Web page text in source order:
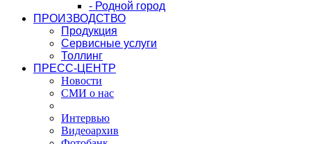
- Родной город
ПРОИЗВОДСТВО
Продукция
Сервисные услуги
Толлинг
ПРЕСС-ЦЕНТР
Новости
СМИ о нас
Интервью
Видеоархив